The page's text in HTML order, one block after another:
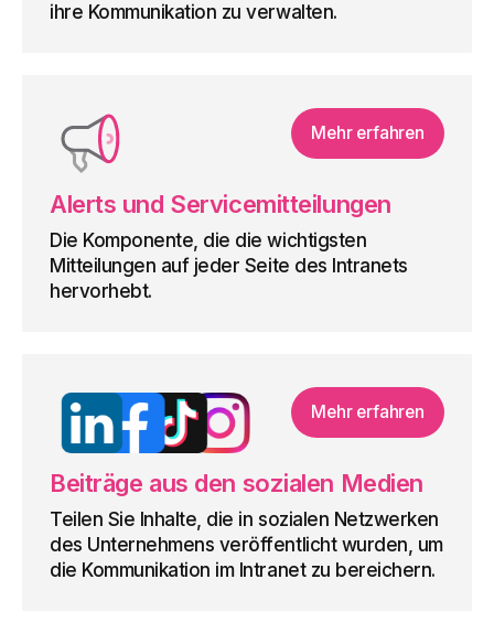
ihre Kommunikation zu verwalten.
Mehr erfahren
Alerts und Servicemitteilungen
Die Komponente, die die wichtigsten
Mitteilungen auf jeder Seite des Intranets
hervorhebt.
Mehr erfahren
Beiträge aus den sozialen Medien
Teilen Sie Inhalte, die in sozialen Netzwerken
des Unternehmens veröffentlicht wurden, um
die Kommunikation im Intranet zu bereichern.